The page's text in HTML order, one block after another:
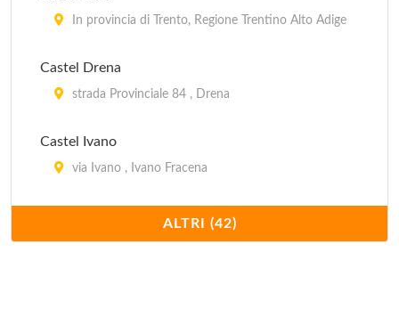
In provincia di Trento, Regione Trentino Alto Adige
Castel Drena
strada Provinciale 84 , Drena
Castel Ivano
via Ivano , Ivano Fracena
località Molini , Noarna
ALTRI (42)